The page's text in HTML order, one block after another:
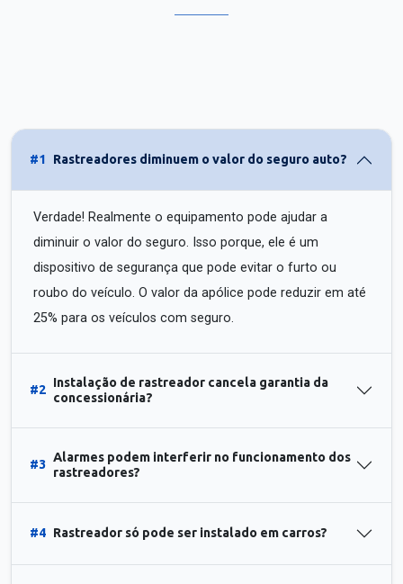
#1 Rastreadores diminuem o valor do seguro auto?
Verdade! Realmente o equipamento pode ajudar a
diminuir o valor do seguro. Isso porque, ele é um
dispositivo de segurança que pode evitar o furto ou
roubo do veículo. O valor da apólice pode reduzir em até
25% para os veículos com seguro.
#2
Instalação de rastreador cancela garantia da
concessionária?
#3
Alarmes podem interferir no funcionamento dos
rastreadores?
#4 Rastreador só pode ser instalado em carros?